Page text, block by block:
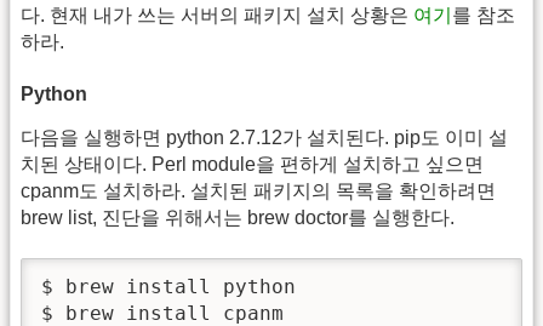
다. 현재 내가 쓰는 서버의 패키지 설치 상황은 여기 를 참조
하라.
Python
다음을 실행하면 python 2.7.12가 설치된다. pip도 이미 설
치된 상태이다. Perl module을 편하게 설치하고 싶으면
cpanm도 설치하라. 설치된 패키지의 목록을 확인하려면
brew list, 진단을 위해서는 brew doctor를 실행한다.
$ brew install python
$ brew install cpanm